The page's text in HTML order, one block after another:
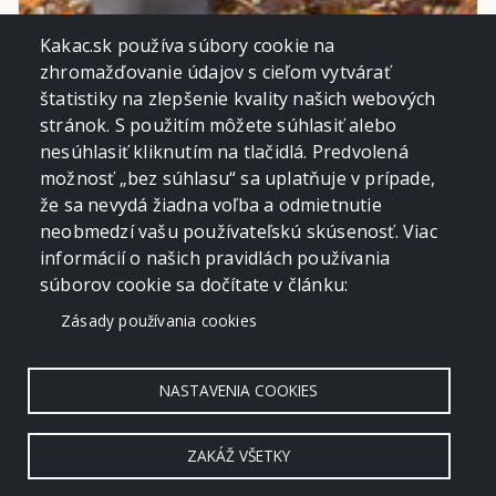
Kakac.sk používa súbory cookie na
zhromažďovanie údajov s cieľom vytvárať
štatistiky na zlepšenie kvality našich webových
stránok. S použitím môžete súhlasiť alebo
nesúhlasiť kliknutím na tlačidlá. Predvolená
možnosť „bez súhlasu“ sa uplatňuje v prípade,
že sa nevydá žiadna voľba a odmietnutie
neobmedzí vašu používateľskú skúsenosť. Viac
informácií o našich pravidlách používania
súborov cookie sa dočítate v článku:
Zásady používania cookies
NASTAVENIA COOKIES
ZAKÁŽ VŠETKY